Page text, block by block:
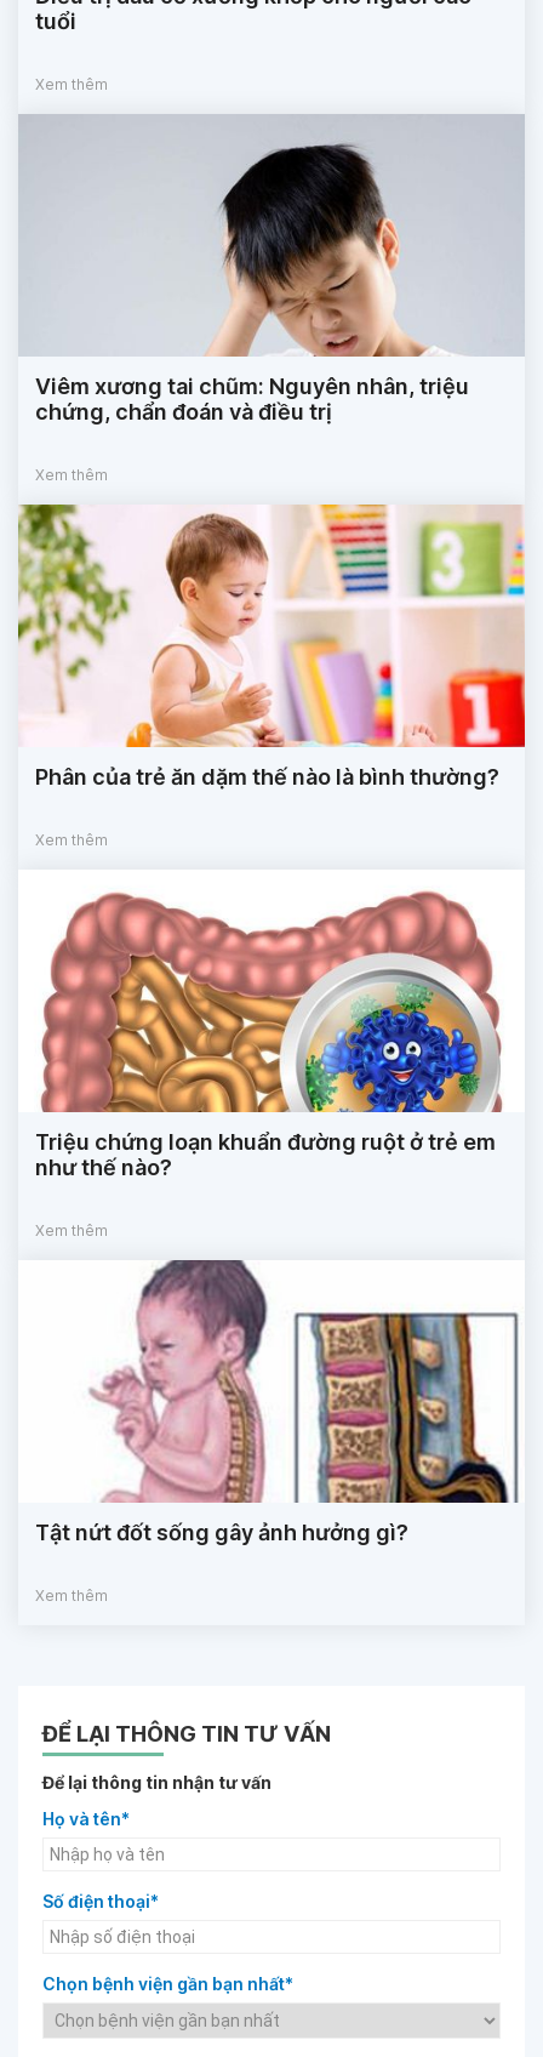
tuổi
Xem thêm
Viêm xương tai chũm: Nguyên nhân, triệu
chứng, chẩn đoán và điều trị
Xem thêm
Phân của trẻ ăn dặm thế nào là bình thường?
Xem thêm
Triệu chứng loạn khuẩn đường ruột ở trẻ em
như thế nào?
Xem thêm
Tật nứt đốt sống gây ảnh hưởng gì?
Xem thêm
ĐỂ LẠI THÔNG TIN TƯ VẤN
Để lại thông tin nhận tư vấn
Họ và tên*
Số điện thoại*
Chọn bệnh viện gần bạn nhất*